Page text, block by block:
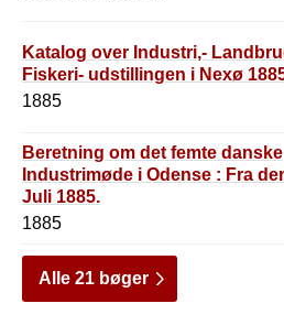
Katalog over Industri,-
Fiskeri- udstillingen i Nexø
1885
Beretning om det femte danske
Industrimøde i Odense : Fra
Juli 1885.
1885
Alle 21 bøger